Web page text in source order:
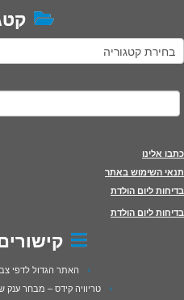
קטגוריות
כתבו אלינו
תנאי השימוש באתר
בדיחות ליום הולדת
בדיחות ליום הולדת
האתר הגדול לדפי
טריוויה קידס – מבחר ענק